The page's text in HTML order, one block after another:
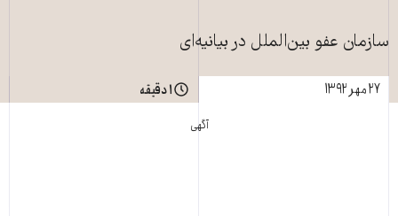
سازمان عفو بين‌الملل در بيانيه‌ای
۲۷ مهر ۱۳۹۲
۱ دقیقه
آگهی